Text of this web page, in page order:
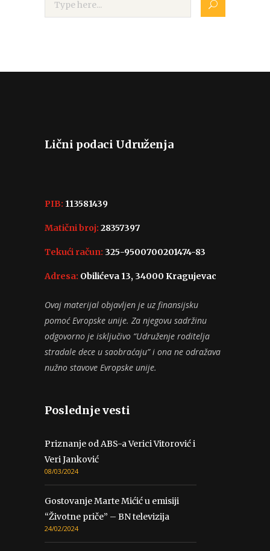
Lični podaci Udruženja
PIB: 113581439
Matični broj: 28357397
Tekući račun: 325-9500700201474-83
Adresa: Obilićeva 13, 34000 Kragujevac
Ovaj materijal objavljen je uz finansijsku
pomoć Evropske unije. Za njegovu sadržinu
odgovorno je isključivo “Udruženje roditelja
stradale dece u saobraćaju” i ona ne odražava
nužno stavove Evropske unije.
Poslednje vesti
Priznanje od ABS-a Verici Vitorović i
Veri Janković
08/03/2024
Gostovanje Marte Mićić u emisiji
“Životne priče” – BN televizija
24/02/2024